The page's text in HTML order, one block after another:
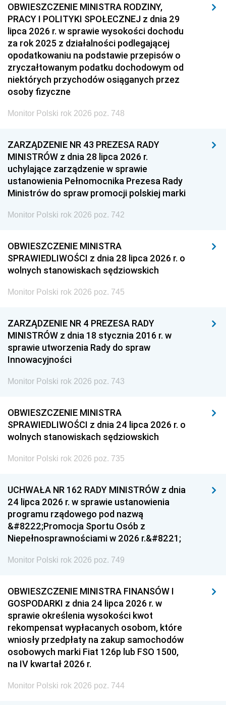
OBWIESZCZENIE MINISTRA RODZINY,
PRACY I POLITYKI SPOŁECZNEJ z dnia 29
lipca 2026 r. w sprawie wysokości dochodu
za rok 2025 z działalności podlegającej
opodatkowaniu na podstawie przepisów o
zryczałtowanym podatku dochodowym od
niektórych przychodów osiąganych przez
osoby fizyczne
Monitor Polski rok 2026 poz. 748
ZARZĄDZENIE NR 43 PREZESA RADY
MINISTRÓW z dnia 28 lipca 2026 r.
uchylające zarządzenie w sprawie
ustanowienia Pełnomocnika Prezesa Rady
Ministrów do spraw promocji polskiej marki
Monitor Polski rok 2026 poz. 742
OBWIESZCZENIE MINISTRA
SPRAWIEDLIWOŚCI z dnia 28 lipca 2026 r. o
wolnych stanowiskach sędziowskich
Monitor Polski rok 2026 poz. 745
ZARZĄDZENIE NR 4 PREZESA RADY
MINISTRÓW z dnia 18 stycznia 2016 r. w
sprawie utworzenia Rady do spraw
Innowacyjności
Monitor Polski rok 2026 poz. 743
OBWIESZCZENIE MINISTRA
SPRAWIEDLIWOŚCI z dnia 24 lipca 2026 r. o
wolnych stanowiskach sędziowskich
Monitor Polski rok 2026 poz. 735
UCHWAŁA NR 162 RADY MINISTRÓW z dnia
24 lipca 2026 r. w sprawie ustanowienia
programu rządowego pod nazwą
&#8222;Promocja Sportu Osób z
Niepełnosprawnościami w 2026 r.&#8221;
Monitor Polski rok 2026 poz. 749
OBWIESZCZENIE MINISTRA FINANSÓW I
GOSPODARKI z dnia 24 lipca 2026 r. w
sprawie określenia wysokości kwot
rekompensat wypłacanych osobom, które
wniosły przedpłaty na zakup samochodów
osobowych marki Fiat 126p lub FSO 1500,
na IV kwartał 2026 r.
Monitor Polski rok 2026 poz. 744